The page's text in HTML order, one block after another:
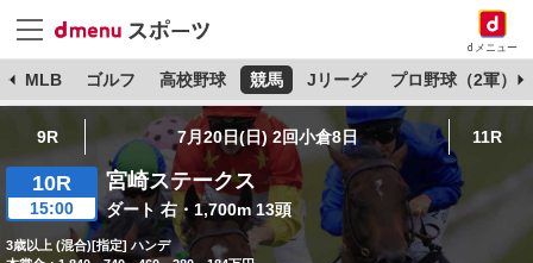
dメニュー
MLB ゴルフ 高校野球 競馬 Jリーグ プロ野球（2軍）
9R 7月20日(日) 2回小倉8日 11R
10R
15:00
宮崎ステークス
ダート 右・1,700m 13頭
3歳以上 (混合)[指定] ハンデ